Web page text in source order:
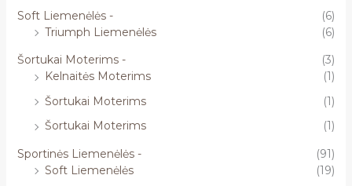
Soft Liemenėlės -
(6)
Triumph Liemenėlės
(6)
Šortukai Moterims -
(3)
Kelnaitės Moterims
(1)
Šortukai Moterims
(1)
Šortukai Moterims
(1)
Sportinės Liemenėlės -
(91)
Soft Liemenėlės
(19)